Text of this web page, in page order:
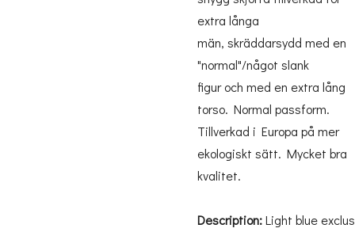
extra långa
män, skräddarsydd med en
"normal"/något slank
figuroch med en extra lång
torso. Normal passform.
Tillverkad i Europa på mer
ekologiskt sätt. Mycket bra
kvalitet.
Description:L ight blue